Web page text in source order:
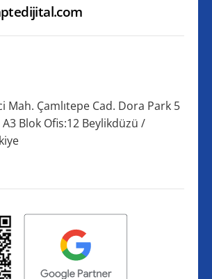
Mah. Çamlıtepe Cad. Dora Park 5
Blok Ofis:12 Beylikdüzü /